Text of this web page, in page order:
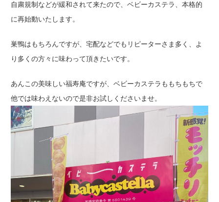
自粛規制などが緩和されて来たので、ベビーカステラ、本格的
に再始動いたします。
巣鴨はもちろんですが、宅配などでもリピーターさま多く、よ
り多くの方々に味わって頂きたいです。
あんこの美味しい福寿庵ですが、ベビーカステラももちもちで
他では味わえないので是非お試しくださいませ。